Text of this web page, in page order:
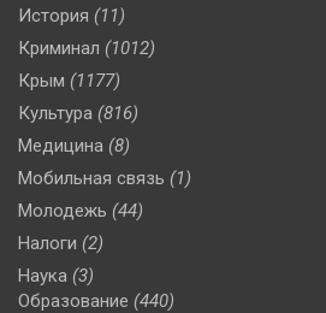
История (11)
Криминал (1012)
Крым (1177)
Культура (816)
Медицина (8)
Мобильная связь (1)
Молодежь (44)
Налоги (2)
Наука (3)
Образование (440)